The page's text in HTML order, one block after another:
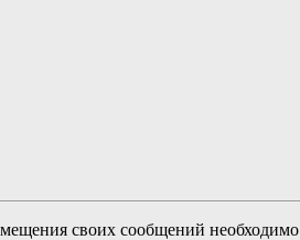
своих сообщений необходимо